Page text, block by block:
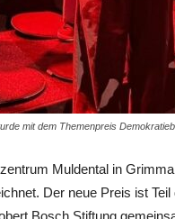
mit dem Themenpreis
Muldental in
Der neue Preis ist
Bosch Stiftung